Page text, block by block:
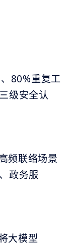
80%重复工
级安全认
频联络场景
政务服
大模型